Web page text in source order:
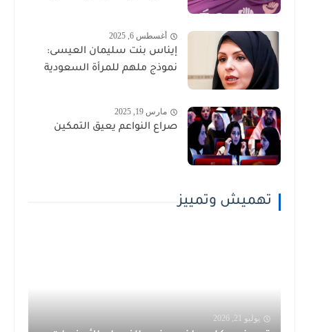
أغسطس 6, 2025
إيناس بنت سليمان العيسى:
نموذج ملهم للمرأة السعودية
مارس 19, 2025
صراع النواعم يعيق التمكين
تهميش وتمييز
يوليو 21, 2026